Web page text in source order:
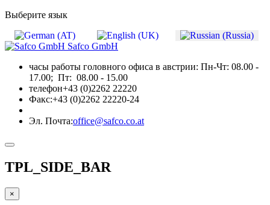
Выберите язык
Safco GmbH
часы работы головного офиса в австрии: Пн-Чт: 08.00 -
17.00; Пт: 08.00 - 15.00
телефон+43 (0)2262 22220
Факс:+43 (0)2262 22220-24
Эл. Почта:office@safco.co.at
TPL_SIDE_BAR
×